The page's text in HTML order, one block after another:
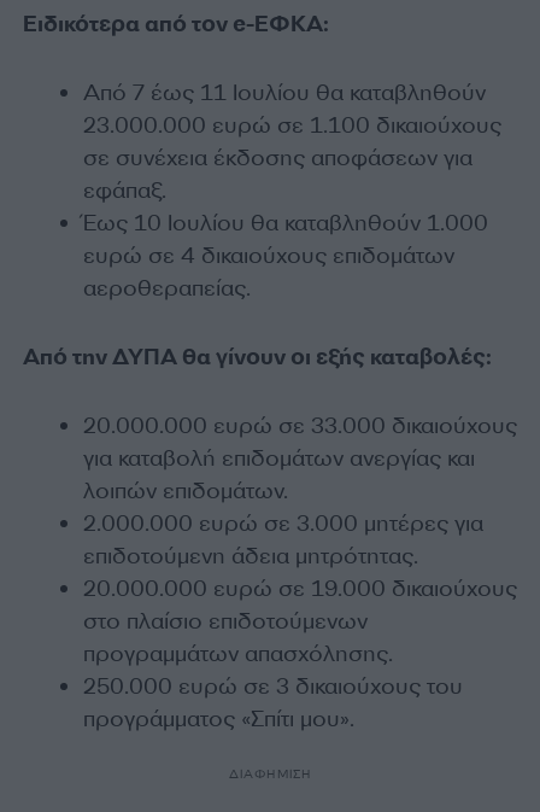
Ειδικότερα από τον e-ΕΦΚΑ:
Από 7 έως 11 Ιουλίου θα καταβληθούν
23.000.000 ευρώ σε 1.100 δικαιούχους
σε συνέχεια έκδοσης αποφάσεων για
εφάπαξ.
Έως 10 Ιουλίου θα καταβληθούν 1.000
ευρώ σε 4 δικαιούχους επιδομάτων
αεροθεραπείας.
Από την ΔΥΠΑ θα γίνουν οι εξής καταβολές:
20.000.000 ευρώ σε 33.000 δικαιούχους
για καταβολή επιδομάτων ανεργίας και
λοιπών επιδομάτων.
2.000.000 ευρώ σε 3.000 μητέρες για
επιδοτούμενη άδεια μητρότητας.
20.000.000 ευρώ σε 19.000 δικαιούχους
στο πλαίσιο επιδοτούμενων
προγραμμάτων απασχόλησης.
250.000 ευρώ σε 3 δικαιούχους του
προγράμματος «Σπίτι μου».
ΔΙΑΦΗΜΙΣΗ